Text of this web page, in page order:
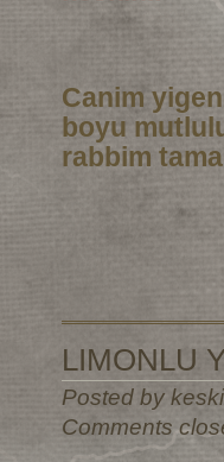
Canim
boyu
rabbim
LIMONLU
Posted by
Comments